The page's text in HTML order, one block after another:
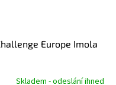
Europe Imola
Skladem - odeslání ihned